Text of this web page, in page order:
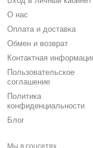
О нас
Оплата и доставка
Обмен и возврат
Контактная
Пользовательское
соглашение
Политика
конфиденциальности
Блог
Мы в соцсетях